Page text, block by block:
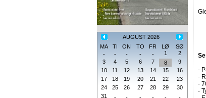
AUGUST 2026
MA
TI ON TO FR LØ
SØ
-
- - - - 1
2
3
4 5 6 7 8
9
10
11 12 13 14 15
16
17
18 19 20 21 22
23
24
25 26 27 28 29
30
31
-
-
-
-